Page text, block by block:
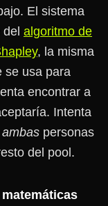
El sistema
algoritmo de
, la misma
se usa para
encontrar a
Intenta
ambas personas
del pool.